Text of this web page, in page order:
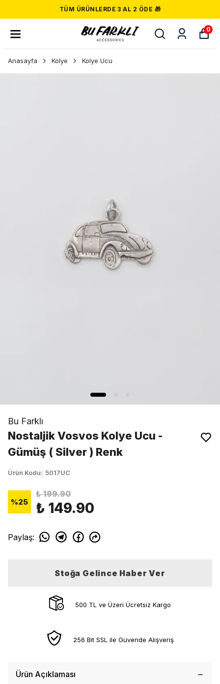
TÜM ÜRÜNLERDE 3 AL 2 ÖDE 🎁
0
Anasayfa Kolye Kolye Ucu
Bu Farklı
Nostaljik Vosvos Kolye Ucu -
Gümüş ( Silver ) Renk
Ürün Kodu: 5017UC
%25
₺ 199.90
₺ 149.90
Paylaş:
Stoğa Gelince Haber Ver
500 TL ve Üzeri Ücretsiz Kargo
256 Bit SSL ile Güvende Alışveriş
Ürün Açıklaması